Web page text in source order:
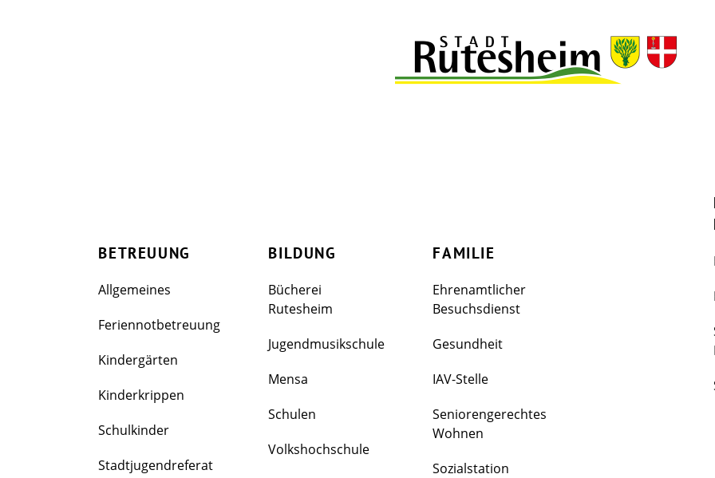
FAMILIE
BILDUNG
BETREUUNG
Allgemeines
Feriennotbetreuung
Kindergärten
Kinderkrippen
Schulkinder
Stadtjugendreferat
BILDUNG
Bücherei
Rutesheim
Jugendmusikschule
Mensa
Schulen
Volkshochschule
FAMILIE
Ehrenamtlicher
Besuchsdienst
Gesundheit
IAV-Stelle
Seniorengerechtes
Wohnen
Sozialstation